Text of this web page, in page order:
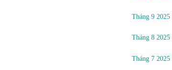
Tháng 9 2025
Tháng 8 2025
Tháng 7 2025